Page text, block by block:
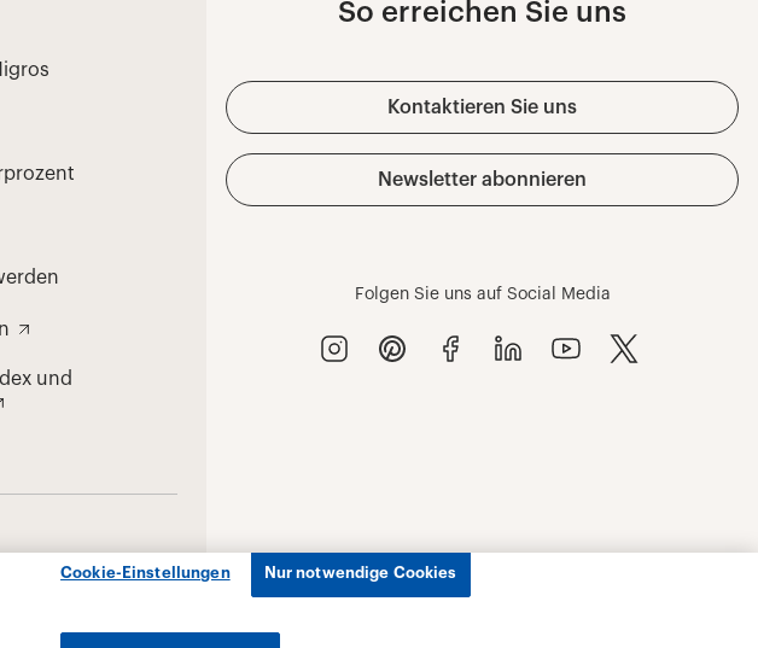
Cookie-Einstellungen Nur notwendige Cookies